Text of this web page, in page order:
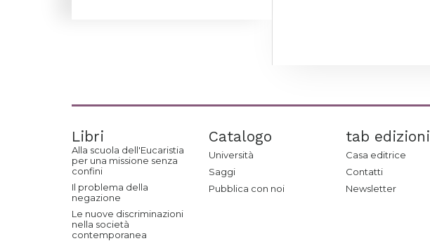
Libri
Alla scuola dell'Eucaristia
per una missione senza
confini
Il problema della
negazione
Le nuove discriminazioni
nella società
contemporanea
Catalogo
Università
Saggi
Pubblica con noi
tab edizioni
Casa editrice
Contatti
Newsletter